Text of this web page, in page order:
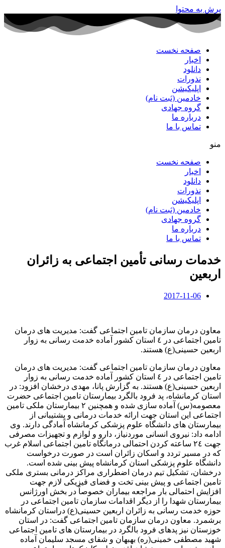
پرش به محتوا
صفحه نخست
اخبار
دانلود
نذورات
اپلیکیشن
خادمین (ثبت نام)
گروه جهادی
درباره ما
تماس با ما
منو
صفحه نخست
اخبار
دانلود
نذورات
اپلیکیشن
خادمین (ثبت نام)
گروه جهادی
درباره ما
تماس با ما
خدمات رسانی تأمین اجتماعی به زائران
اربعین
2017-11-06
معاون درمان سازمان تامین اجتماعی گفت: مدیریت های درمان
تامین اجتماعی در ٤ استان کشور آماده خدمت رسانی به زوار
اربعین حسینی(ع) هستند.
معاون درمان سازمان تامین اجتماعی گفت: مدیریت های درمان
تامین اجتماعی در ٤ استان کشور آماده خدمت رسانی به زوار
اربعین حسینی(ع) هستند. به گزارش پانا، مهدی درخشان افزود: در
استان کرمانشاه، پد فرود بالگرد بیمارستان تامین اجتماعی حضرت
معصومه(س) آماده سازی شده و همچنین ٢ بیمارستان ملکی تامین
اجتماعی این استان جهت ارائه خدمات درمانی و پشتیبانی از
بیمارستان های دانشگاه علوم پزشکی کرمانشاه آمادگی دارند. وی
ادامه داد: نیروی انسانی موردنیاز، دارو و لوازم و تجهیزات مصرفی
جهت ٢٤ ساعته کردن احتمالی درمانگاه تامین اجتماعی اسلام غرب
که در مسیر تردد و اسکان زائران است در صورت درخواست
دانشگاه علوم پزشکی استان کرمانشاه پیش بینی شده است.
درخشان، تشکیل تیم درمان اضطراری مراکز درمانی بستری ملکی
تامین اجتماعی و پیش بینی تخت و فضای فیزیکی لازم جهت
افزایش احتمالی بار مراجعه بیماران خصوصاً در بخش اورژانس
بیمارستان شهدا را از دیگر اقدامات سازمان تامین اجتماعی در
حوزه خدمت رسانی به زائران اربعین حسینی(ع) دراستان کرمانشاه
برشمرد. معاون درمان سازمان تامین اجتماعی گفت: در استان
خوزستان نیز پدهای فرود بالگرد در بیمارستان های تامین اجتماعی
شهید مصطفی خمینی(ره) بهبهان و شفای مسجد سلیمان آماده